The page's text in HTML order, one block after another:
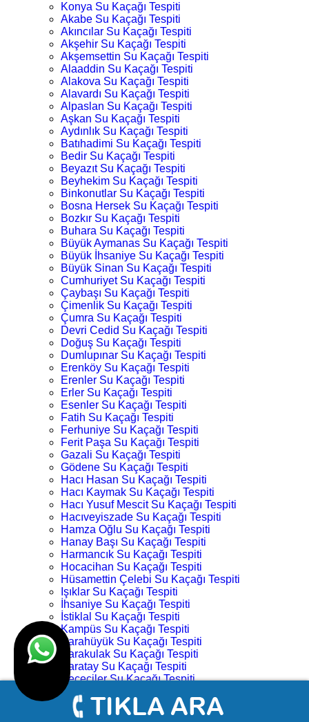
Konya Su Kaçağı Tespiti
Akabe Su Kaçağı Tespiti
Akıncılar Su Kaçağı Tespiti
Akşehir Su Kaçağı Tespiti
Akşemsettin Su Kaçağı Tespiti
Alaaddin Su Kaçağı Tespiti
Alakova Su Kaçağı Tespiti
Alavardı Su Kaçağı Tespiti
Alpaslan Su Kaçağı Tespiti
Aşkan Su Kaçağı Tespiti
Aydınlık Su Kaçağı Tespiti
Batıhadimi Su Kaçağı Tespiti
Bedir Su Kaçağı Tespiti
Beyazıt Su Kaçağı Tespiti
Beyhekim Su Kaçağı Tespiti
Binkonutlar Su Kaçağı Tespiti
Bosna Hersek Su Kaçağı Tespiti
Bozkır Su Kaçağı Tespiti
Buhara Su Kaçağı Tespiti
Büyük Aymanas Su Kaçağı Tespiti
Büyük İhsaniye Su Kaçağı Tespiti
Büyük Sinan Su Kaçağı Tespiti
Cumhuriyet Su Kaçağı Tespiti
Çaybaşı Su Kaçağı Tespiti
Çimenlik Su Kaçağı Tespiti
Çumra Su Kaçağı Tespiti
Devri Cedid Su Kaçağı Tespiti
Doğuş Su Kaçağı Tespiti
Dumlupınar Su Kaçağı Tespiti
Erenköy Su Kaçağı Tespiti
Erenler Su Kaçağı Tespiti
Erler Su Kaçağı Tespiti
Esenler Su Kaçağı Tespiti
Fatih Su Kaçağı Tespiti
Ferhuniye Su Kaçağı Tespiti
Ferit Paşa Su Kaçağı Tespiti
Gazali Su Kaçağı Tespiti
Gödene Su Kaçağı Tespiti
Hacı Hasan Su Kaçağı Tespiti
Hacı Kaymak Su Kaçağı Tespiti
Hacı Yusuf Mescit Su Kaçağı Tespiti
Hacıveyiszade Su Kaçağı Tespiti
Hamza Oğlu Su Kaçağı Tespiti
Hanay Başı Su Kaçağı Tespiti
Harmancık Su Kaçağı Tespiti
Hocacihan Su Kaçağı Tespiti
Hüsamettin Çelebi Su Kaçağı Tespiti
Işıklar Su Kaçağı Tespiti
İhsaniye Su Kaçağı Tespiti
İstiklal Su Kaçağı Tespiti
Kampüs Su Kaçağı Tespiti
Karahüyük Su Kaçağı Tespiti
Karakulak Su Kaçağı Tespiti
Karatay Su Kaçağı Tespiti
Keçeciler Su Kaçağı Tespiti
Keykubat Su Kaçağı Tespiti
Kılıç Aslan Su Kaçağı Tespiti
Kovanağzı Su Kaçağı Tespiti